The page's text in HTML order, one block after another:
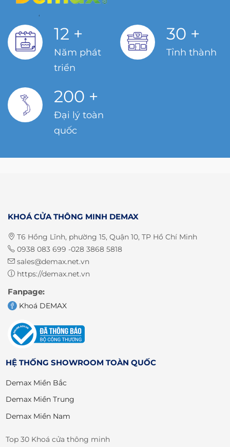
12 +
Năm phát
triển
30 +
Tỉnh thành
200 +
Đại lý toàn
quốc
KHOÁ CỬA THÔNG MINH DEMAX
T6 Hồng Lĩnh, phường 15, Quận 10, TP Hồ Chí Minh
0938 083 699 -028 3868 5818
sales@demax.net.vn
https://demax.net.vn
Fanpage:
Khoá DEMAX
HỆ THỐNG SHOWROOM TOÀN QUỐC
Demax Miền Bắc
Demax Miền Trung
Demax Miền Nam
Top 30 Khoá cửa thông minh